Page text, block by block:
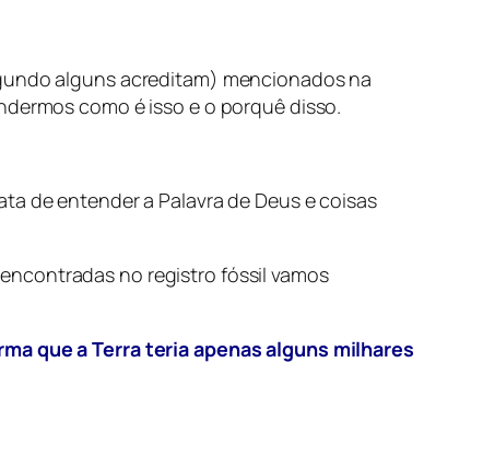
alguns acreditam) mencionados na
como é isso e o porquê disso.
de entender a Palavra de Deus e coisas
no registro fóssil vamos
que a Terra teria apenas alguns milhares